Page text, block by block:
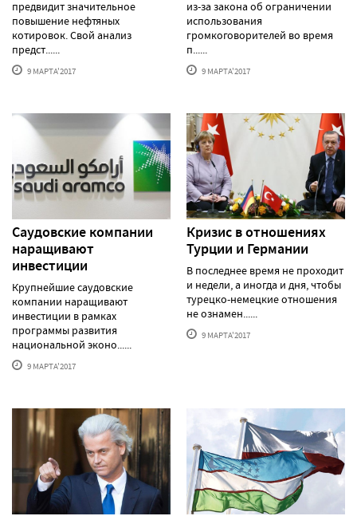
предвидит значительное
повышение нефтяных
котировок. Свой анализ
предст......
9 МАРТА'2017
из-за закона об ограничении
использования
громкоговорителей во время
п......
9 МАРТА'2017
Саудовские компании
наращивают
инвестиции
Крупнейшие саудовские
компании наращивают
инвестиции в рамках
программы развития
национальной эконо......
9 МАРТА'2017
Кризис в отношениях
Турции и Германии
В последнее время не проходит
и недели, а иногда и дня, чтобы
турецко-немецкие отношения
не ознамен......
9 МАРТА'2017